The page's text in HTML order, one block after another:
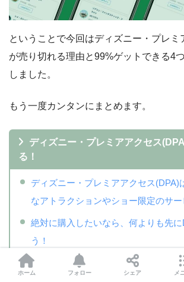
ということで今回はディズニー・プレミ
が売り切れる理由と99%ゲットできる4
しました。
もう一度カンタンにまとめます。
ディズニー・プレミアアクセス
る！
ディズニー・プレミアアクセス(DPA)
なアトラクションやショー限定のサー
絶対に購入したいなら、何よりも先に
う！
【注意】正直、何時に売り切れるか
ホーム フォロー シェア メ